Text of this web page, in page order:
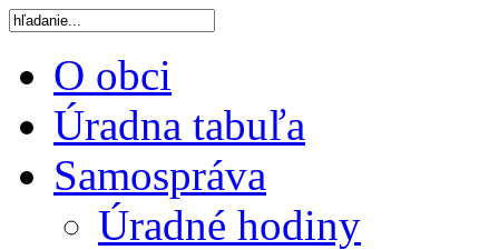
O obci
Úradna tabuľa
Samospráva
Úradné hodiny